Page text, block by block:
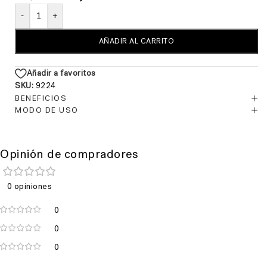
- +
AÑADIR AL CARRITO
Añadir a favoritos
SKU: 9224
BENEFICIOS
MODO DE USO
Opinión de compradores
0 opiniones
0
0
0